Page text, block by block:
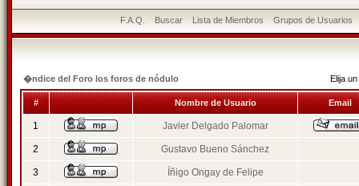
F.A.Q. Buscar Lista de Miembros Grupos de Usuarios
�ndice del Foro los foros de nódulo Elija
# Nombre de Usuario Email
1 Javier Delgado Palomar
2 Gustavo Bueno Sánchez
3 Íñigo Ongay de Felipe